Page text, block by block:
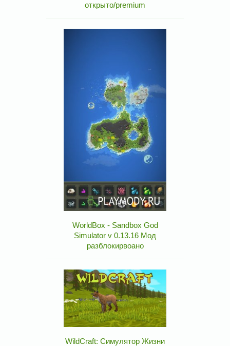
открыто/premium
WorldBox - Sandbox God
Simulator v 0.13.16 Мод
разблокирвоано
WildCraft: Симулятор Жизни